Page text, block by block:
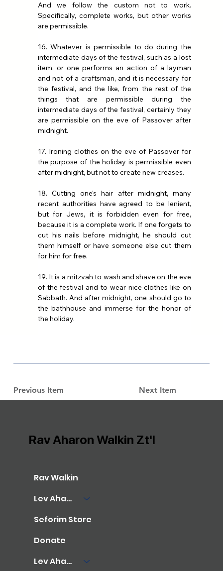
Previous Item Next Item
And we follow the custom not to work.
Specifically, complete works, but other works
are permissible.
16. Whatever is permissible to do during the
intermediate days of the festival, such as a lost
item, or one performs an action of a layman
and not of a craftsman, and it is necessary for
the festival, and the like, from the rest of the
things that are permissible during the
intermediate days of the festival, certainly they
are permissible on the eve of Passover after
midnight.
17. Ironing clothes on the eve of Passover for
the purpose of the holiday is permissible even
after midnight, but not to create new creases.
18. Cutting one's hair after midnight, many
recent authorities have agreed to be lenient,
but for Jews, it is forbidden even for free,
because it is a complete work. If one forgets to
cut his nails before midnight, he should cut
them himself or have someone else cut them
for him for free.
19. It is a mitzvah to wash and shave on the eve
of the festival and to wear nice clothes like on
Sabbath. And after midnight, one should go to
the bathhouse and immerse for the honor of
the holiday.
Rav Walkin
Lev Aharon Library
Seforim Store
Donate
Lev Aharon Foundation
Rav Aharon Walkin Zt'l